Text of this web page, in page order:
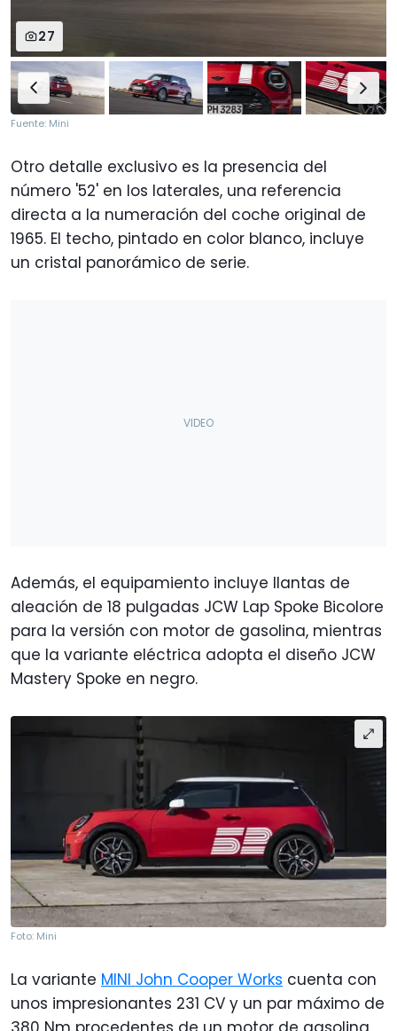
27
Fuente: Mini
Otro detalle exclusivo es la presencia del
número '52' en los laterales, una referencia
directa a la numeración del coche original de
1965. El techo, pintado en color blanco, incluye
un cristal panorámico de serie.
Además, el equipamiento incluye llantas de
aleación de 18 pulgadas JCW Lap Spoke Bicolore
para la versión con motor de gasolina, mientras
que la variante eléctrica adopta el diseño JCW
Mastery Spoke en negro.
Foto: Mini
La variante MINI John Cooper Works cuenta con
unos impresionantes 231 CV y un par máximo de